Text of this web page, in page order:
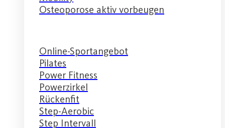
Osteoporose aktiv vorbeugen
Online-Sportangebot
Pilates
Power Fitness
Powerzirkel
Rückenfit
Step-Aerobic
Step Intervall